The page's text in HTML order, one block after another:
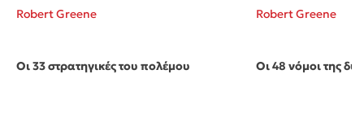
Robert Greene
Οι 33 στρατηγικές του πολέμου
Robert Greene
Οι 48 νόμοι της